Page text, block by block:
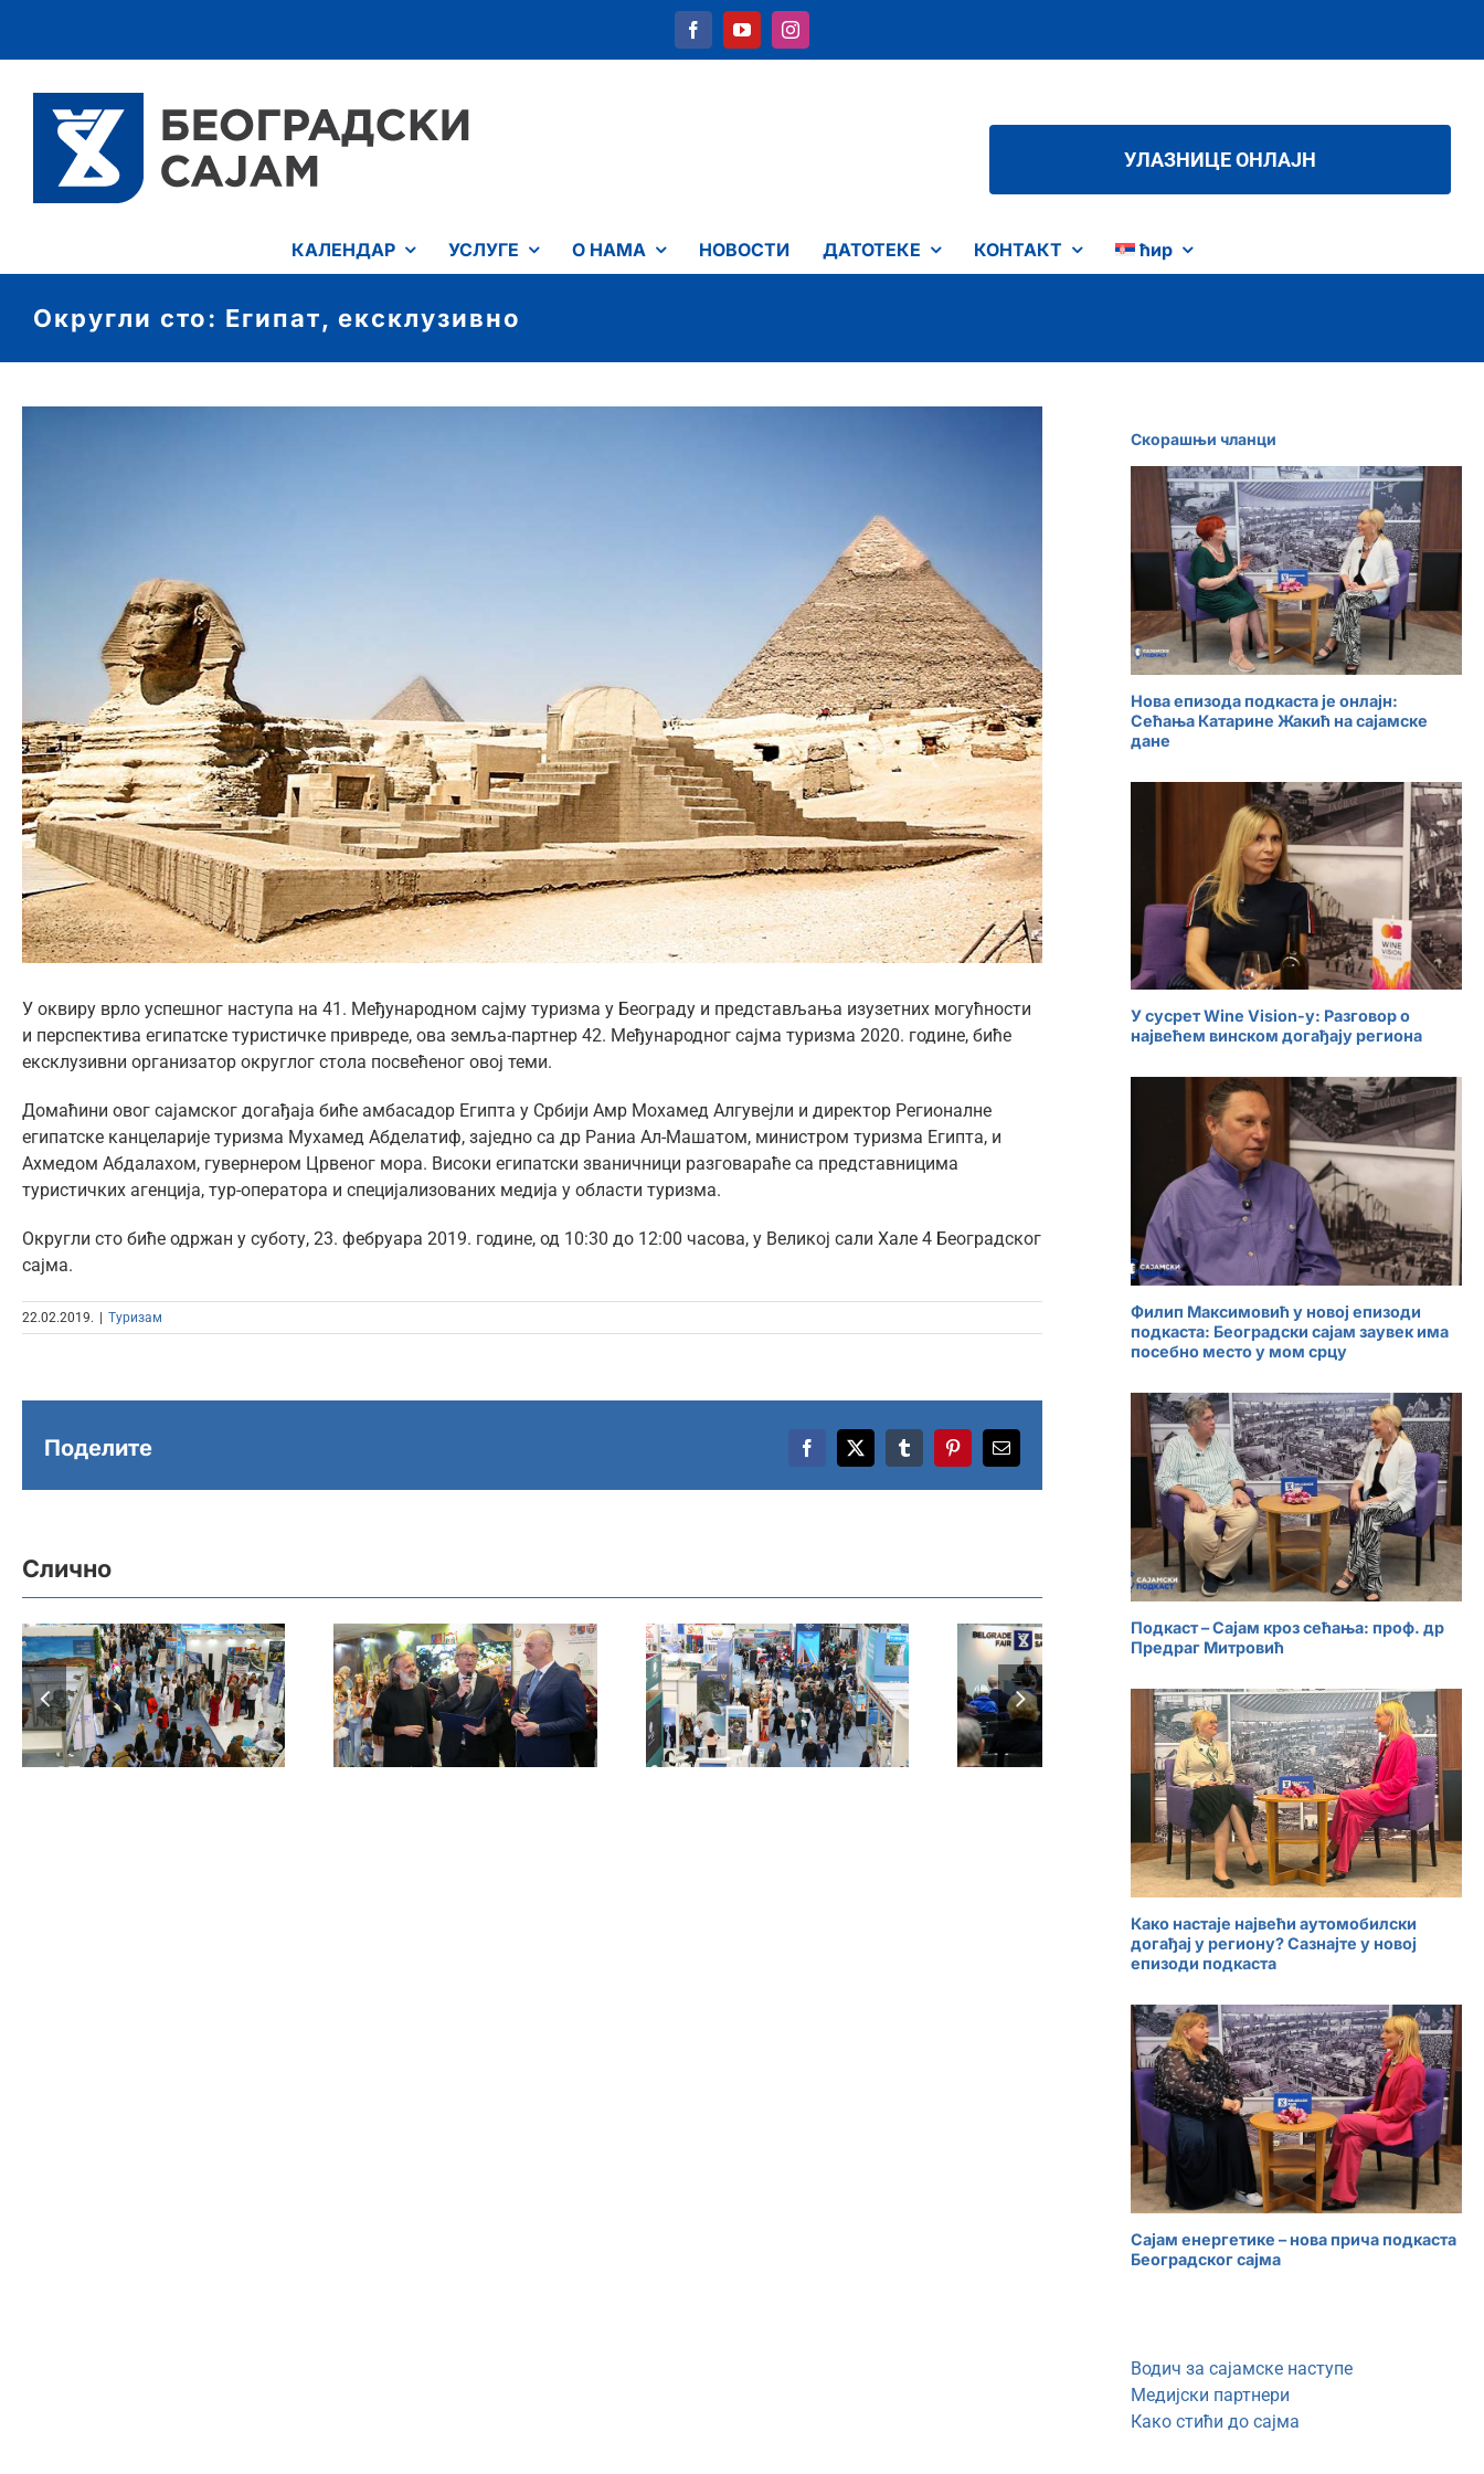
content
УЛАЗНИЦЕ ОНЛАЈН
КАЛЕНДАР УСЛУГЕ О НАМА НОВОСТИ ДАТОТЕКЕ КОНТАКТ ћир
Округли сто: Египат, ексклузивно
У оквиру врло успешног наступа на 41. Међународном сајму туризма у Београду и представљања изузетних могућности
и перспектива египатске туристичке привреде, ова земља-партнер 42. Међународног сајма туризма 2020. године, биће
ексклузивни организатор округлог стола посвећеног овој теми.
Домаћини овог сајамског догађаја биће амбасадор Египта у Србији Амр Мохамед Алгувејли и директор Регионалне
египатске канцеларије туризма Мухамед Абделатиф, заједно са др Раниа Ал-Машатом, министром туризма Египта, и
Ахмедом Абдалахом, гувернером Црвеног мора. Високи египатски званичници разговараће са представницима
туристичких агенција, тур-оператора и специјализованих медија у области туризма.
Округли сто биће одржан у суботу, 23. фебруара 2019. године, од 10:30 до 12:00 часова, у Великој сали Хале 4 Београдског
сајма.
22.02.2019. Туризам
Поделите Facebook
X TumblrPinterestEmail
Слично
посетилаца и
2.000 Б2Б сусрета
обележило 47.
Међународни
Покрајинском
секретаријату за
привреду и
туризам Сајам
уручио диплому
2026 окупио
регион и свет –
Паралелно
отворена и
Представљен 47.
Међународни
сајам туризма –
„Једно путовање,
хиљаду прича“
Скорашњи чланци
Нова епизода подкаста је онлајн:
Сећања Катарине Жакић на сајамске
дане
У сусрет Wine Vision-у: Разговор о
највећем винском догађају региона
Филип Максимовић у новој епизоди
подкаста: Београдски сајам заувек има
посебно место у мом срцу
Подкаст – Сајам кроз сећања: проф. др
Предраг Митровић
Како настаје највећи аутомобилски
догађај у региону? Сазнајте у новој
епизоди подкаста
Сајам енергетике – нова прича подкаста
Београдског сајма
Водич за сајамске наступе
Медијски партнери
Како стићи до сајма